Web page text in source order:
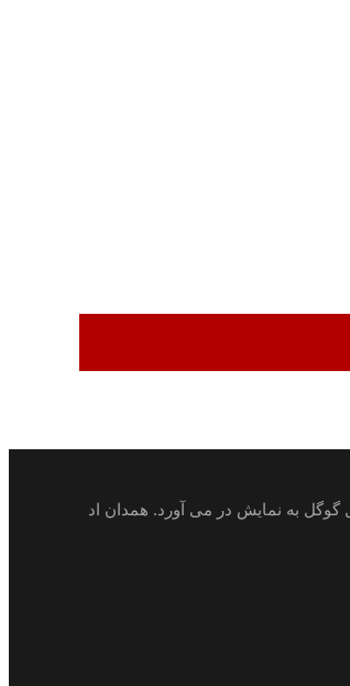
گوگل به نمایش در می آورد. همدان اد